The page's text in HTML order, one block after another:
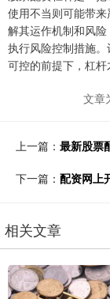
使用不当则可能带
解其运作机制和风
执行风险控制措施
可控的前提下，杠杆
文章
上一篇： 最新股票
下一篇： 配资网上
相关文章